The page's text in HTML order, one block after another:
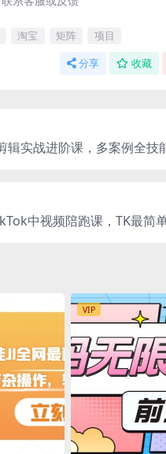
淘宝 矩阵 项目
分享 收藏
辑实战进阶课，多案例全技
中视频陪跑课，TK最简
VIP